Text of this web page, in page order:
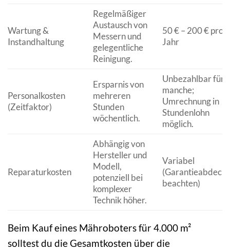
Wartung &
Instandhaltung
Regelmäßiger
Austausch von
Messern und
gelegentliche
Reinigung.
50 € – 200 € pro
Jahr
Personalkosten
(Zeitfaktor)
Ersparnis von
mehreren
Stunden
wöchentlich.
Unbezahlbar für
manche;
Umrechnung in
Stundenlohn
möglich.
Reparaturkosten
Abhängig von
Hersteller und
Modell,
potenziell bei
komplexer
Technik höher.
Variabel
beachten)
Beim Kauf eines Mähroboters für 4.000 m²
solltest du die Gesamtkosten über die